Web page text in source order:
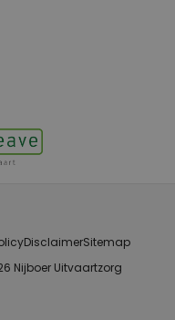
DisclaimerSitemap
Nijboer Uitvaartzorg